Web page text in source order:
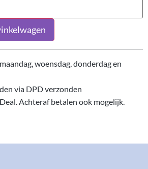
woensdag, donderdag en
via DPD verzonden
Achteraf betalen ook mogelijk.